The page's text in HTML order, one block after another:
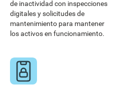
de inactividad con inspecciones
digitales y solicitudes de
mantenimiento para mantener
los activos en funcionamiento.